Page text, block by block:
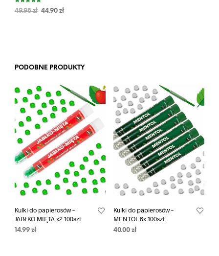
Oceniono
5.00
49.98zł 44.90 zł
PODOBNE PRODUKTY
Kulki do papierosów –
JABŁKO MIĘTA x2 100szt
14.99 zł
Kulki do papierosów –
MENTOL 6x 100szt
40.00 zł